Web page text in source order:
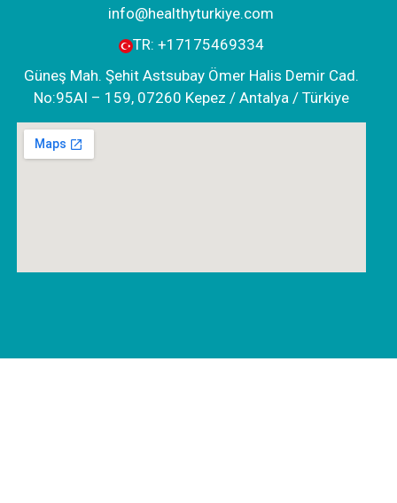
info@healthyturkiye.com
TR: +‪17175469334‬
Güneş Mah. Şehit Astsubay Ömer Halis Demir Cad.
No:95AI – 159, 07260 Kepez / Antalya / Türkiye